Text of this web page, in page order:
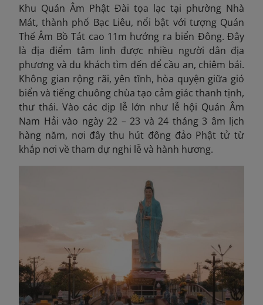
Khu Quán Âm Phật Đài tọa lạc tại phường Nhà
Mát, thành phố Bạc Liêu, nổi bật với tượng Quán
Thế Âm Bồ Tát cao 11m hướng ra biển Đông. Đây
là địa điểm tâm linh được nhiều người dân địa
phương và du khách tìm đến để cầu an, chiêm bái.
Không gian rộng rãi, yên tĩnh, hòa quyện giữa gió
biển và tiếng chuông chùa tạo cảm giác thanh tịnh,
thư thái. Vào các dịp lễ lớn như lễ hội Quán Âm
Nam Hải vào ngày 22 – 23 và 24 tháng 3 âm lịch
hàng năm, nơi đây thu hút đông đảo Phật tử từ
khắp nơi về tham dự nghi lễ và hành hương.